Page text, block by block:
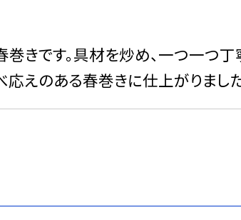
きです。具材を炒め、一つ一つ丁
えのある春巻きに仕上がりました